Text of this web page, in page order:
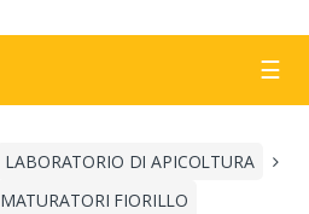
☰
LABORATORIO DI APICOLTURA
MATURATORI FIORILLO